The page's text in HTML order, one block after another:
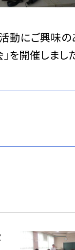
動にご興味
を開催しまし